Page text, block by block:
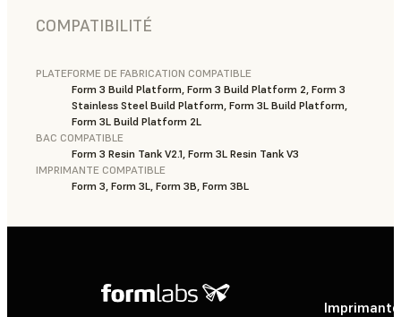
COMPATIBILITÉ
PLATEFORME DE FABRICATION COMPATIBLE
Form 3 Build Platform, Form 3 Build Platform 2, Form 3
Stainless Steel Build Platform, Form 3L Build Platform,
Form 3L Build Platform 2L
BAC COMPATIBLE
Form 3 Resin Tank V2.1, Form 3L Resin Tank V3
IMPRIMANTE COMPATIBLE
Form 3, Form 3L, Form 3B, Form 3BL